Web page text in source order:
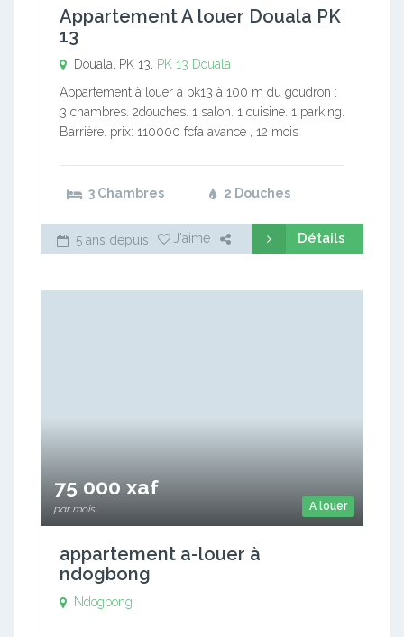
Appartement A louer Douala PK
13
Douala, PK 13, PK 13 Douala
Appartement à louer à pk13 à 100 m du goudron :
3 chambres. 2douches. 1 salon. 1 cuisine. 1 parking.
Barrière. prix: 110000 fcfa avance , 12 mois
3 Chambres 2 Douches
5 ans depuis J'aime Détails
A louer
75 000 xaf
par mois
appartement a-louer à
ndogbong
Ndogbong